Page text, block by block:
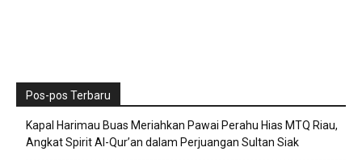
Pos-pos Terbaru
Kapal Harimau Buas Meriahkan Pawai Perahu Hias MTQ Riau,
Angkat Spirit Al-Qur’an dalam Perjuangan Sultan Siak